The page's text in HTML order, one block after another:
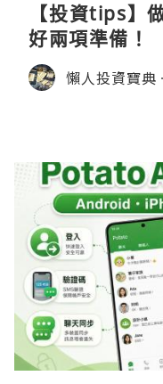
【投資tips】
好兩項準備！
懶人投資寶典